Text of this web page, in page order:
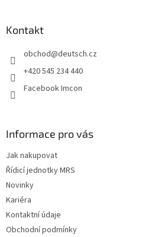
Kontakt
obchod@deutsch.cz
+420 545 234 440
Facebook Imcon
Informace pro vás
Jak nakupovat
Řídicí jednotky MRS
Novinky
Kariéra
Kontaktní údaje
Obchodní podmínky